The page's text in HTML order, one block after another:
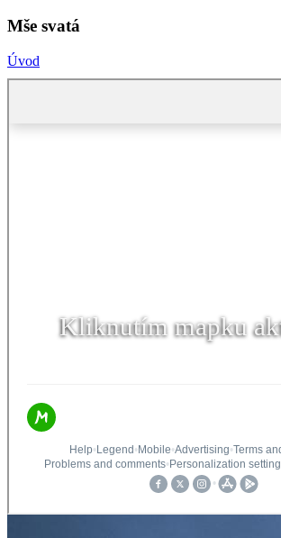
Mše svatá
Úvod
Kliknutím mapku